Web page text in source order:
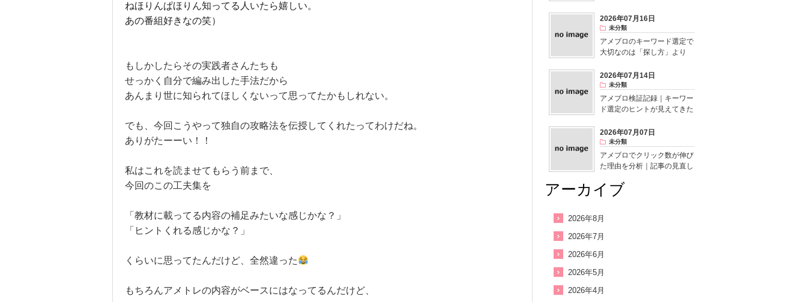
ねほりんぱほりん知ってる人いたら嬉しい。
あの番組好きなの笑）
もしかしたらその実践者さんたちも
せっかく自分で編み出した手法だから
あんまり世に知られてほしくないって思ってたかもしれない。
でも、今回こうやって独自の攻略法を伝授してくれたってわけだね。
ありがたーーい！！
私はこれを読ませてもらう前まで、
今回のこの工夫集を
「教材に載ってる内容の補足みたいな感じかな？」
「ヒントくれる感じかな？」
くらいに思ってたんだけど、全然違った
もちろんアメトレの内容がベースにはなってるんだけど、
2026年07月16日
未分類
アメブロのキーワード選定で
大切なのは「探し方」より
2026年07月14日
未分類
アメブロ検証記録｜キーワー
ド選定のヒントが見えてきた
2026年07月07日
未分類
アメブロでクリック数が伸び
た理由を分析｜記事の見直し
アーカイブ
2026年8月
2026年7月
2026年6月
2026年5月
2026年4月